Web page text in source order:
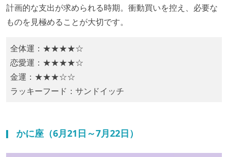
​計画的な支出が求められる時期。衝動買いを控え、必要な
ものを見極めることが大切です。​
全体運：★★★★☆
恋愛運：★★★★☆
金運：★★★☆☆
ラッキーフード：​サンドイッチ
かに座（6月21日～7月22日）